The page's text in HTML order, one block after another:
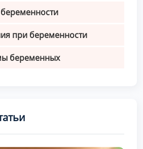
при беременности
беременных